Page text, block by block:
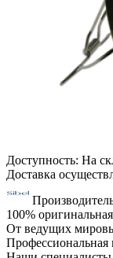
Доступность: На
Доставка
100%
От ведущих
Профессиональная